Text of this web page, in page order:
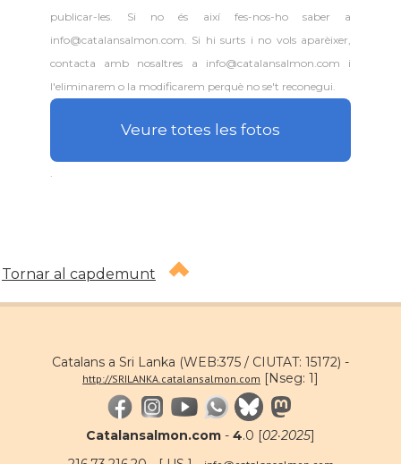
publicar-les. Si no és així fes-nos-ho saber a
info@catalansalmon.com. Si hi surts i no vols aparèixer,
contacta amb nosaltres a info@catalansalmon.com i
l'eliminarem o la modificarem perquè no se't reconegui.
Veure totes les fotos
Tornar al capdemunt
Catalans a Sri Lanka (WEB:375 / CIUTAT: 15172) -
http://SRILANKA.catalansalmon.com [Nseg: 1]
Catalansalmon.com - 4.0 [02·2025]